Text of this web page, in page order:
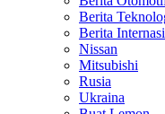
Berita
Berita
Nissan
Mitsubishi
Rusia
Ukraina